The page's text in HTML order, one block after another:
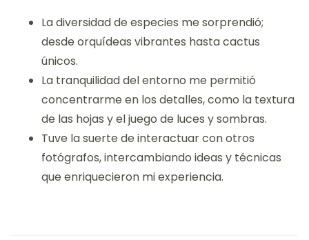
La diversidad de especies me sorprendió;
desde orquídeas vibrantes hasta cactus
únicos.
La tranquilidad del entorno me permitió
concentrarme en los detalles, como la textura
de las hojas y el juego de luces y sombras.
Tuve la suerte de interactuar con otros
fotógrafos, intercambiando ideas y técnicas
que enriquecieron mi experiencia.